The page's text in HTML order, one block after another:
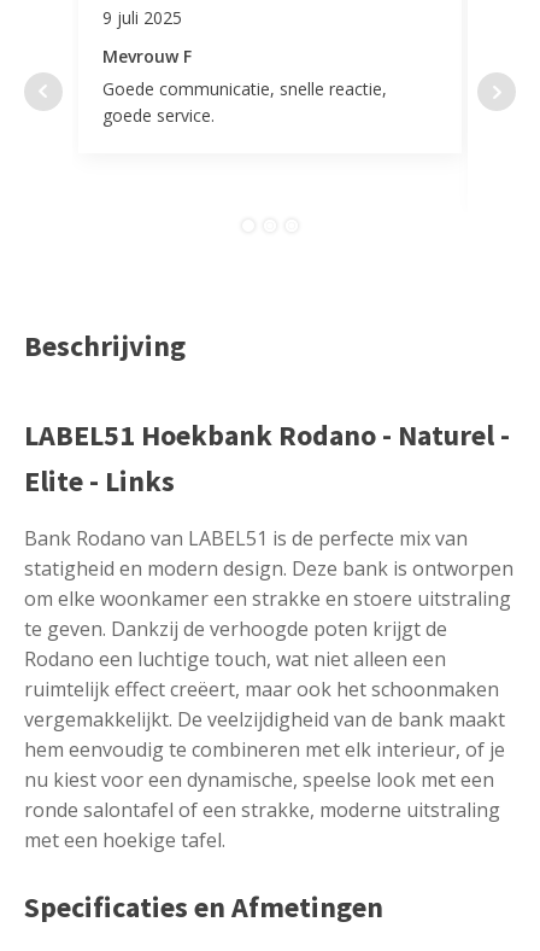
9 juli 2025
Mevrouw F
Goede communicatie, snelle reactie,
goede service.
door
Beschrijving
LABEL51 Hoekbank Rodano - Naturel -
Elite - Links
Bank Rodano van LABEL51 is de perfecte mix van
statigheid en modern design. Deze bank is ontworpen
om elke woonkamer een strakke en stoere uitstraling
te geven. Dankzij de verhoogde poten krijgt de
Rodano een luchtige touch, wat niet alleen een
ruimtelijk effect creëert, maar ook het schoonmaken
vergemakkelijkt. De veelzijdigheid van de bank maakt
hem eenvoudig te combineren met elk interieur, of je
nu kiest voor een dynamische, speelse look met een
ronde salontafel of een strakke, moderne uitstraling
met een hoekige tafel.
Specificaties en Afmetingen